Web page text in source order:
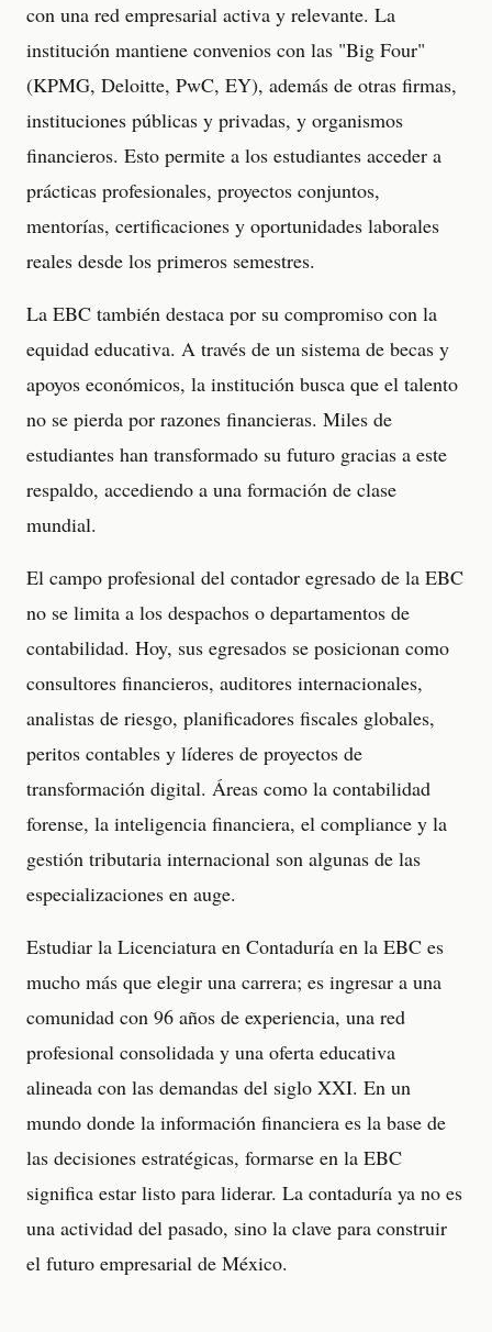
con una red empresarial activa y relevante. La
institución mantiene convenios con las "Big Four"
(KPMG, Deloitte, PwC, EY), además de otras firmas,
instituciones públicas y privadas, y organismos
financieros. Esto permite a los estudiantes acceder a
prácticas profesionales, proyectos conjuntos,
mentorías, certificaciones y oportunidades laborales
reales desde los primeros semestres.
La EBC también destaca por su compromiso con la
equidad educativa. A través de un sistema de becas y
apoyos económicos, la institución busca que el talento
no se pierda por razones financieras. Miles de
estudiantes han transformado su futuro gracias a este
respaldo, accediendo a una formación de clase
mundial.
El campo profesional del contador egresado de la EBC
no se limita a los despachos o departamentos de
contabilidad. Hoy, sus egresados se posicionan como
consultores financieros, auditores internacionales,
analistas de riesgo, planificadores fiscales globales,
peritos contables y líderes de proyectos de
transformación digital. Áreas como la contabilidad
forense, la inteligencia financiera, el compliance y la
gestión tributaria internacional son algunas de las
especializaciones en auge.
Estudiar la Licenciatura en Contaduría en la EBC es
mucho más que elegir una carrera; es ingresar a una
comunidad con 96 años de experiencia, una red
profesional consolidada y una oferta educativa
alineada con las demandas del siglo XXI. En un
mundo donde la información financiera es la base de
las decisiones estratégicas, formarse en la EBC
significa estar listo para liderar. La contaduría ya no es
una actividad del pasado, sino la clave para construir
el futuro empresarial de México.